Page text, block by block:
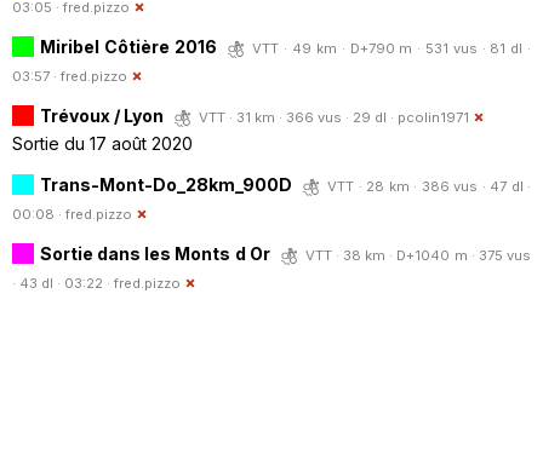
03:05 · fred.pizzo
Miribel Côtière 2016
VTT · 49 km · D+790 m · 531 vus · 81 dl ·
03:57 · fred.pizzo
Trévoux / Lyon VTT · 31 km · 366 vus · 29 dl · pcolin1971
Sortie du 17 août 2020
Trans-Mont-Do_28km_900D
VTT · 28 km · 386 vus · 47 dl ·
00:08 · fred.pizzo
Sortie dans les Monts d Or
VTT · 38 km · D+1040 m · 375 vus
· 43 dl · 03:22 · fred.pizzo